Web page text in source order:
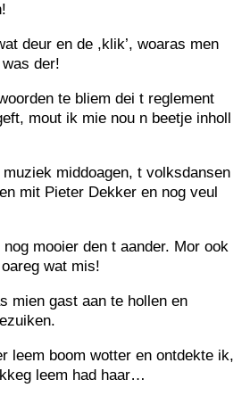
deur en de ,klik’, woaras men
der!
te bliem dei t reglement
mout ik mie nou n beetje inholl
middoagen, t volksdansen
mit Pieter Dekker en nog veul
mooier den t aander. Mor ook
wat mis!
mien gast aan te hollen en
leem boom wotter en ontdekte ik,
leem had haar…